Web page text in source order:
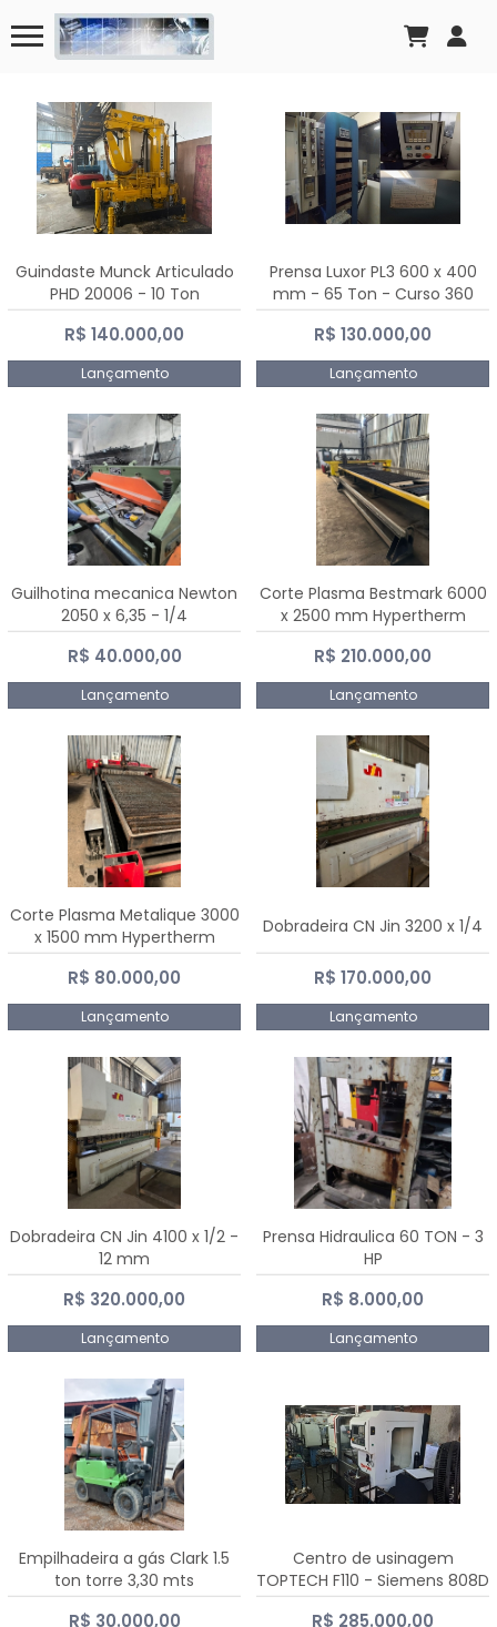
Guindaste Munck Articulado
PHD 20006 - 10 Ton
R$ 140.000,00
Lançamento
Prensa Luxor PL3 600 x 400
mm - 65 Ton - Curso 360
mm
R$ 130.000,00
Lançamento
Guilhotina mecanica Newton
2050 x 6,35 - 1/4
R$ 40.000,00
Lançamento
Corte Plasma Bestmark 6000
x 2500 mm Hypertherm
MaxPro 200
R$ 210.000,00
Lançamento
Corte Plasma Metalique 3000
x 1500 mm Hypertherm
Powermax 45 xp
R$ 80.000,00
Lançamento
Dobradeira CN Jin 3200 x 1/4
R$ 170.000,00
Lançamento
Dobradeira CN Jin 4100 x 1/2 -
12 mm
R$ 320.000,00
Lançamento
Prensa Hidraulica 60 TON - 3
HP
R$ 8.000,00
Lançamento
Empilhadeira a gás Clark 1.5
ton torre 3,30 mts
R$ 30.000,00
Centro de usinagem
TOPTECH F110 - Siemens 808D
Advanced
R$ 285.000,00